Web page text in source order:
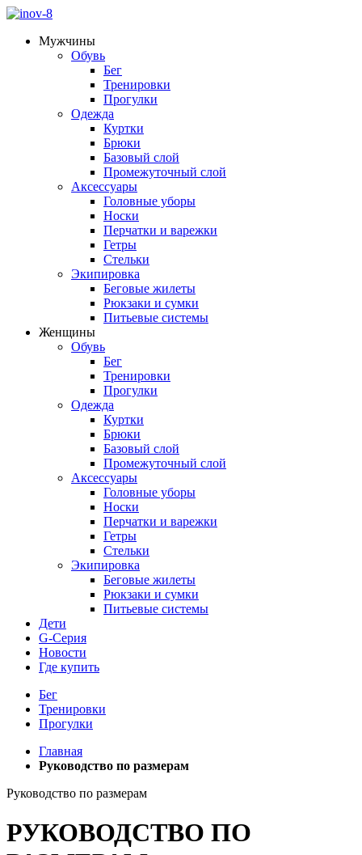
Мужчины
Обувь
Бег
Тренировки
Прогулки
Одежда
Куртки
Брюки
Базовый слой
Промежуточный слой
Аксессуары
Головные уборы
Носки
Перчатки и варежки
Гетры
Стельки
Экипировка
Беговые жилеты
Рюкзаки и сумки
Питьевые системы
Женщины
Обувь
Бег
Тренировки
Прогулки
Одежда
Куртки
Брюки
Базовый слой
Промежуточный слой
Аксессуары
Головные уборы
Носки
Перчатки и варежки
Гетры
Стельки
Экипировка
Беговые жилеты
Рюкзаки и сумки
Питьевые системы
Дети
G-Серия
Новости
Где купить
Бег
Тренировки
Прогулки
Главная
Руководство по размерам
Руководство по размерам
РУКОВОДСТВО ПО